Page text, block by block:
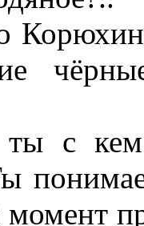
с кем